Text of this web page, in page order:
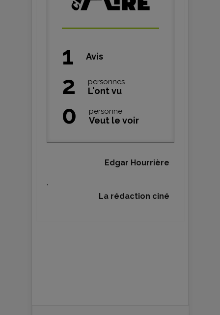
1 Avis
2 personnes
L'ont vu
0 personne
Veut le voir
Edgar Hourrière
,
La rédaction ciné